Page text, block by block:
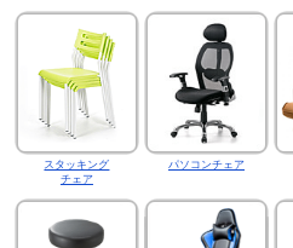
スタッキング
チェア
パソコンチェア